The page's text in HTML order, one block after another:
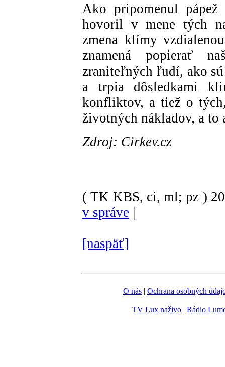
Ako pripomenul
hovoril v mene tých
zmena klímy
znamená popierať
zraniteľných ľudí, ako
a trpia dôsledkami
konfliktov, a tiež o
životných nákladov, a to
Zdroj: Cirkev.cz
( TK KBS, ci, ml; pz )
v správe |
[naspäť]
O nás | Ochrana osobných
TV Lux naživo| Rádio